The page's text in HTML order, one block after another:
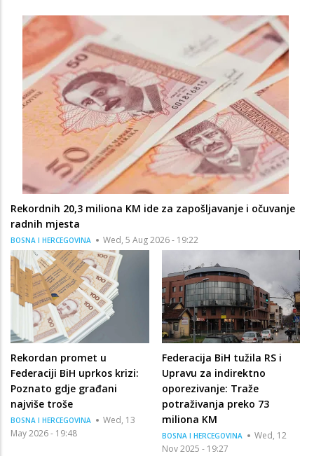
Rekordnih 20,3 miliona KM ide za zapošljavanje i očuvanje
radnih mjesta
BOSNA I HERCEGOVINA Wed, 5 Aug 2026 - 19:22
Rekordan promet u
Federaciji BiH uprkos krizi:
Poznato gdje građani
najviše troše
BOSNA I HERCEGOVINA
Wed, 13
May 2026 - 19:48
Federacija BiH tužila RS i
Upravu za indirektno
oporezivanje: Traže
potraživanja preko 73
miliona KM
BOSNA I HERCEGOVINA
Wed, 12
Nov 2025 - 19:27